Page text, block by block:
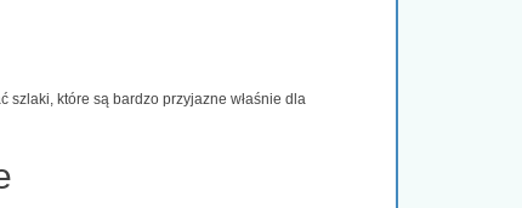
szlaki, które są bardzo przyjazne właśnie dla